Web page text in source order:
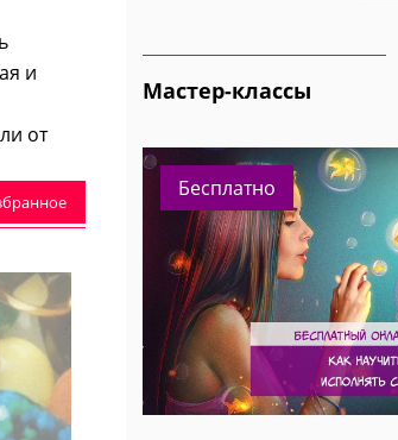
и
от
Мастер-классы
Бесплатно